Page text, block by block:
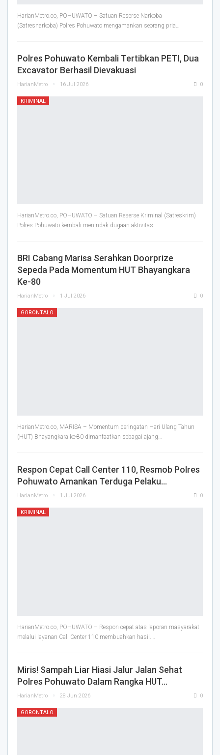
HarianMetro.co, POHUWATO – Satuan Reserse Narkoba
(Satresnarkoba) Polres Pohuwato mengamankan seorang pria…
Polres Pohuwato Kembali Tertibkan PETI, Dua
Excavator Berhasil Dievakuasi
HarianMetro 16 Jul 2026 0
KRIMINAL
HarianMetro.co, POHUWATO – Satuan Reserse Kriminal (Satreskrim)
Polres Pohuwato kembali menindak dugaan aktivitas…
BRI Cabang Marisa Serahkan Doorprize
Sepeda Pada Momentum HUT Bhayangkara
Ke-80
HarianMetro 1 Jul 2026 0
GORONTALO
HarianMetro.co, MARISA – Momentum peringatan Hari Ulang Tahun
(HUT) Bhayangkara ke-80 dimanfaatkan sebagai ajang…
Respon Cepat Call Center 110, Resmob Polres
Pohuwato Amankan Terduga Pelaku…
HarianMetro 1 Jul 2026 0
KRIMINAL
HarianMetro.co, POHUWATO – Respon cepat atas laporan masyarakat
melalui layanan Call Center 110 membuahkan hasil.
Miris! Sampah Liar Hiasi Jalur Jalan Sehat
Polres Pohuwato Dalam Rangka HUT…
HarianMetro 28 Jun 2026 0
GORONTALO